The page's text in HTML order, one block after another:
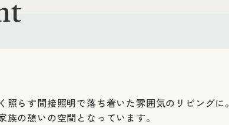
らす間接照明で落ち着いた雰囲気のリビングに。
の憩いの空間となっています。